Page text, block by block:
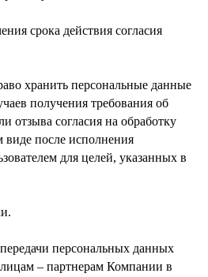
срока действия согласия
хранить персональные данные
получения требования об
отзыва согласия на обработку
виде после исполнения
для целей, указанных в
персональных данных
– партнерам Компании в